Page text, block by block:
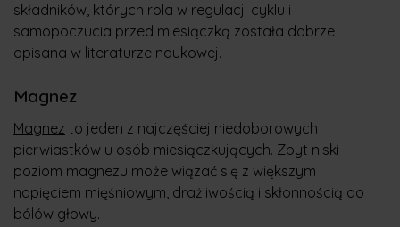
składników, których rola w regulacji cyklu i
samopoczucia przed miesiączką została dobrze
opisana w literaturze naukowej.
Magnez
Magnez to jeden z najczęściej niedoborowych
pierwiastków u osób miesiączkujących. Zbyt niski
poziom magnezu może wiązać się z większym
napięciem mięśniowym, drażliwością i skłonnością do
bólów głowy.